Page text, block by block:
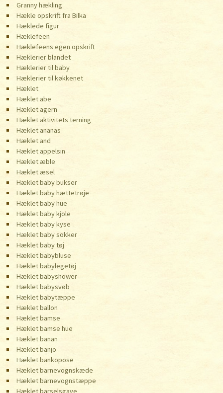
Granny hækling
Hækle opskrift fra Bilka
Hæklede figur
Hæklefeen
Hæklefeens egen opskrift
Hæklerier blandet
Hæklerier til baby
Hæklerier til køkkenet
Hæklet
Hæklet abe
Hæklet agern
Hæklet aktivitets terning
Hæklet ananas
Hæklet and
Hæklet appelsin
Hæklet æble
Hæklet æsel
Hæklet baby bukser
Hæklet baby hættetrøje
Hæklet baby hue
Hæklet baby kjole
Hæklet baby kyse
Hæklet baby sokker
Hæklet baby tøj
Hæklet babybluse
Hæklet babylegetøj
Hæklet babyshower
Hæklet babysvøb
Hæklet babytæppe
Hæklet ballon
Hæklet bamse
Hæklet bamse hue
Hæklet banan
Hæklet banjo
Hæklet bankopose
Hæklet barnevognskæde
Hæklet barnevognstæppe
Hæklet barselsgave